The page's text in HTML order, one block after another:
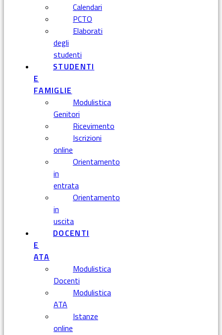
Calendari
PCTO
Elaborati
degli
studenti
STUDENTI
E
FAMIGLIE
Modulistica
Genitori
Ricevimento
Iscrizioni
online
Orientamento
in
entrata
Orientamento
in
uscita
DOCENTI
E
ATA
Modulistica
Docenti
Modulistica
ATA
Istanze
online